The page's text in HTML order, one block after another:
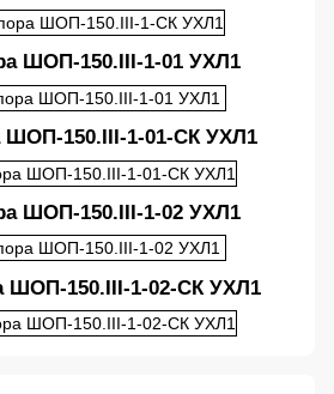
ШОП-150.III-1-01 УХЛ1
ШОП-150.III-1-01-СК УХЛ1
ШОП-150.III-1-02 УХЛ1
ШОП-150.III-1-02-СК УХЛ1